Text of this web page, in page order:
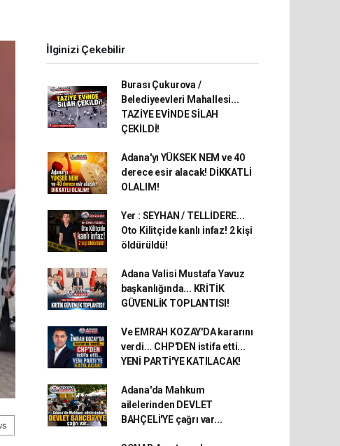
İlginizi Çekebilir
Burası Çukurova /
Belediyeevleri Mahallesi...
TAZİYE EVİNDE SİLAH
ÇEKİLDİ!
Adana'yı YÜKSEK NEM ve 40
derece esir alacak! DİKKATLİ
OLALIM!
Yer : SEYHAN / TELLİDERE...
Oto Kilitçide kanlı infaz! 2 kişi
öldürüldü!
Adana Valisi Mustafa Yavuz
başkanlığında... KRİTİK
GÜVENLİK TOPLANTISI!
Ve EMRAH KOZAY'DA kararını
verdi... CHP'DEN istifa etti...
YENİ PARTİ'YE KATILACAK!
Adana'da Mahkum
ailelerinden DEVLET
BAHÇELİ'YE çağrı var...